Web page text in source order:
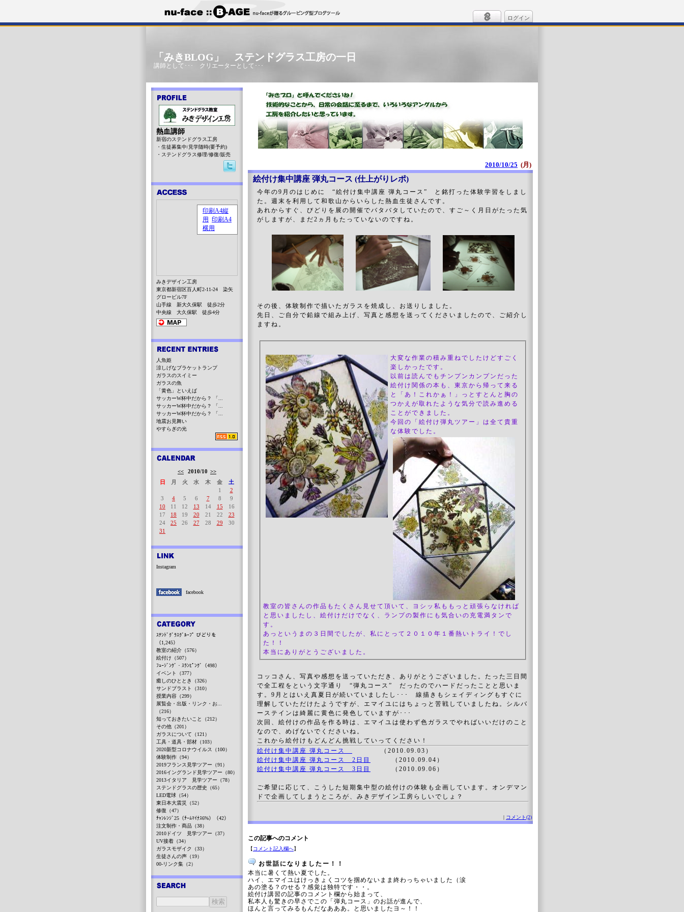
ログイン
「みきBLOG」 ステンドグラス工房の一日
講師として･･･ クリエーターとして･･･
2010/10/25 (月)
絵付け集中講座 弾丸コース (仕上がりレポ)
今年の9月のはじめに “絵付け集中講座 弾丸コース” と銘打った体験学習をしまし
た。週末を利用して和歌山からいらした熱血生徒さんです。
あれからすぐ、びどりを展の開催でバタバタしていたので、すご～く月日がたった気
がしますが、まだ2ヵ月もたっていないのですね。
その後、体験制作で描いたガラスを焼成し、お送りしました。
先日、ご自分で鉛線で組み上げ、写真と感想を送ってくださいましたので、ご紹介し
ますね。
大変な作業の積み重ねでしたけどすごく
楽しかったです。
以前は読んでもチンプンカンプンだった
絵付け関係の本も、東京から帰って来る
と「あ！これかぁ！」っとすとんと胸の
つかえが取れたような気分で読み進める
ことができました。
今回の「絵付け弾丸ツアー」は全て貴重
な体験でした。
教室の皆さんの作品もたくさん見せて頂いて、ヨシッ私ももっと頑張らなければ
と思いましたし、絵付けだけでなく、ランプの製作にも気合いの充電満タンで
す。
あっというまの３日間でしたが、私にとって２０１０年１番熱いトライ！でし
た！！
本当にありがとうございました。
コッコさん、写真や感想を送っていただき、ありがとうございました。たった三日間
で全工程をという文字通り “弾丸コース” だったのでハードだったことと思いま
す。9月とはいえ真夏日が続いていましたし･･･ 線描きもシェイディングもすぐに
理解していただけたようですが、エマイユにはちょっと苦戦していましたね。シルバ
ーステインは綺麗に黄色に発色していますが･･･
次回、絵付けの作品を作る時は、エマイユは使わず色ガラスでやればいいだけのこと
なので、めげないでくださいね。
これから絵付けもどんどん挑戦していってください！
絵付け集中講座 弾丸コース
（2010.09.03）
絵付け集中講座 弾丸コース 2日目
（2010.09.04）
絵付け集中講座 弾丸コース 3日目
（2010.09.06）
ご希望に応じて、こうした短期集中型の絵付けの体験も企画しています。オンデマン
ドで企画してしまうところが、みきデザイン工房らしいでしょ？
| コメント(2)
この記事へのコメント
【コメント記入欄へ】
お世話になりましたー！！
本当に暑くて熱い夏でした。
ハイ、エマイユはけっきょくコツを掴めないまま終わっちゃいました（涙
あの塗る？のせる？感覚は独特です・・。
絵付け講習の記事のコメント欄から始まって、
私本人も驚きの早さでこの「弾丸コース」のお話が進んで、
ほんと言ってみるもんだなあああ。と思いましたヨ～！！
熱血講師
新宿のステンドグラス工房
・生徒募集中/見学随時(要予約)
・ステンドグラス修理/修復/販売
みきデザイン工房
東京都新宿区百人町2-11-24 染矢
グロービル7F
山手線 新大久保駅 徒歩2分
中央線 大久保駅 徒歩4分
人魚姫
涼しげなブラケットランプ
ガラスのスイミー
ガラスの魚
「黄色」といえば
サッカーW杯中だから？ 「...
サッカーW杯中だから？ 「...
サッカーW杯中だから？ 「...
地震お見舞い
やすらぎの光
<< 2010/10 >>
日
月 火 水 木 金
土
1
2
3
4 5 6 7 8
9
10
11 12 13 14 15
16
17
18 19 20 21 22
23
24
25 26 27 28 29
30
31
Instagram
facebook
ｽﾃﾝﾄﾞｸﾞﾗｽｸﾞﾙｰﾌﾟ びどりを
（1,245）
教室の紹介（576）
絵付け（507）
ﾌｭｰｼﾞﾝｸﾞ・ｽﾗﾝﾋﾟﾝｸﾞ（498）
イベント（377）
癒しのひととき（326）
サンドブラスト（310）
授業内容（299）
展覧会・出版・リンク・お...
（216）
知っておきたいこと（212）
その他（201）
ガラスについて（121）
工具・道具・部材（103）
2020新型コロナウイルス（100）
体験制作（94）
2019フランス見学ツアー（91）
2016イングランド見学ツアー（80）
2013イタリア 見学ツアー（78）
ステンドグラスの歴史（65）
LED電球（54）
東日本大震災（52）
修復（47）
ﾁｬﾝﾚﾝｼﾞ25（ﾁｰﾑﾏｲﾅｽ6%）（42）
注文制作・商品（38）
2010ドイツ 見学ツアー（37）
UV接着（34）
ガラスモザイク（33）
生徒さんの声（19）
00-リンク集（2）